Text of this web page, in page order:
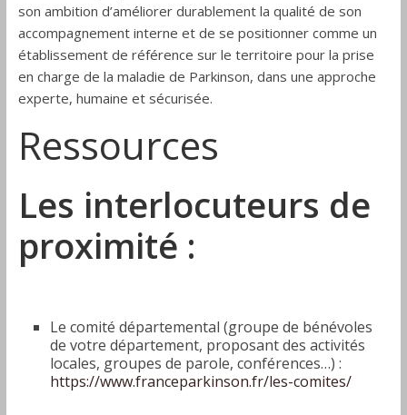
son ambition d’améliorer durablement la qualité de son
accompagnement interne et de se positionner comme un
établissement de référence sur le territoire pour la prise
en charge de la maladie de Parkinson, dans une approche
experte, humaine et sécurisée.
Ressources
Les interlocuteurs de
proximité :
Le comité départemental (groupe de bénévoles
de votre département, proposant des activités
locales, groupes de parole, conférences…) :
https://www.franceparkinson.fr/les-comites/